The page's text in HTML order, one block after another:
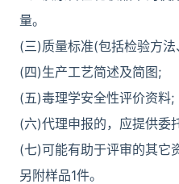
量。
(三)质量标准(包括检验方
(四)生产工艺简述及简图;
(五)毒理学安全性评价资料;
(六)代理申报的，应提供委
(七)可能有助于评审的其它
另附样品1件。